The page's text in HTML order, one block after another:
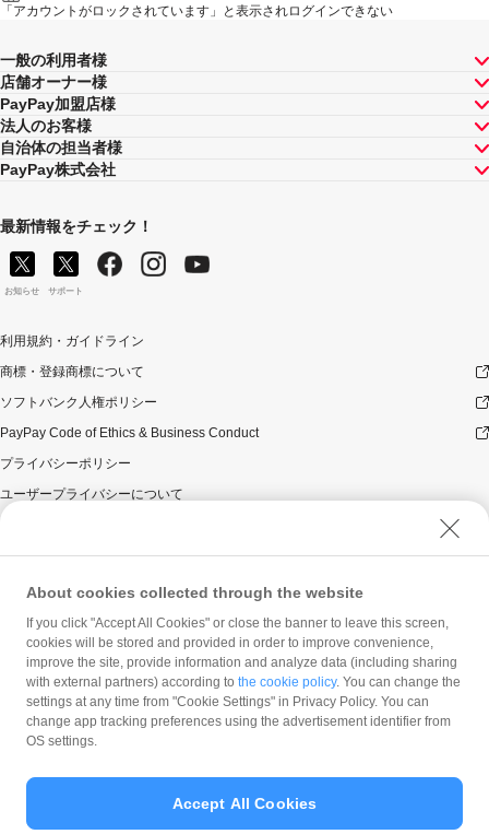
「アカウントがロックされています」と表示されログインできない
一般の利用者様
店舗オーナー様
PayPay加盟店様
法人のお客様
自治体の担当者様
PayPay株式会社
最新情報をチェック！
お知らせ サポート
利用規約・ガイドライン
商標・登録商標について
ソフトバンク人権ポリシー
PayPay Code of Ethics & Business Conduct
プライバシーポリシー
ユーザープライバシーについて
ウェブサイト利用規約
反社会的勢力に対する方針
勧誘方針
マネロン等基本方針
カスタマーハラスメントに関する当社の考え方
About cookies collected through the website
If you click "Accept All Cookies" or close the banner to leave this screen,
cookies will be stored and provided in order to improve convenience,
improve the site, provide information and analyze data (including sharing
with external partners) according to the cookie policy. You can change the
settings at any time from "Cookie Settings" in Privacy Policy. You can
change app tracking preferences using the advertisement identifier from
OS settings.
Accept All Cookies